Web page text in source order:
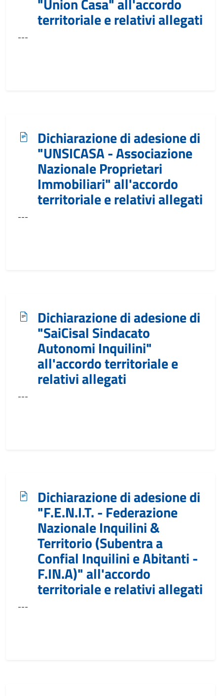
territoriale e relativi allegati
---
Dichiarazione di adesione di
"UNSICASA - Associazione
Nazionale Proprietari
Immobiliari" all'accordo
territoriale e relativi allegati
---
Dichiarazione di adesione di
"SaiCisal Sindacato
Autonomi Inquilini"
all'accordo territoriale e
relativi allegati
---
Dichiarazione di adesione di
"F.E.N.I.T. - Federazione
Nazionale Inquilini &
Territorio (Subentra a
Confial Inquilini e Abitanti -
F.IN.A)" all'accordo
territoriale e relativi allegati
---